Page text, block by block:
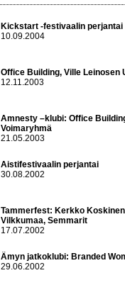
Kickstart -festivaalin perjantai
10.09.2004
Office Building, Ville Leinosen
12.11.2003
Amnesty –klubi: Office
Voimaryhmä
21.05.2003
Aistifestivaalin perjantai
30.08.2002
Tammerfest: Kerkko Koskinen
Vilkkumaa, Semmarit
17.07.2002
Ämyn jatkoklubi: Branded
29.06.2002